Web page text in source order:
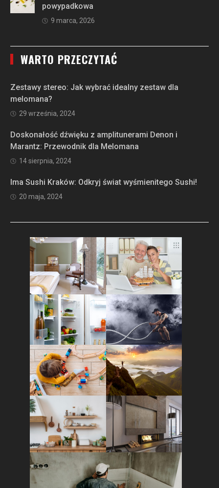
powypadkowa
9 marca, 2026
WARTO PRZECZYTAĆ
Zestawy stereo: Jak wybrać idealny zestaw dla
melomana?
29 września, 2024
Doskonałość dźwięku z amplitunerami Denon i
Marantz: Przewodnik dla Melomana
14 sierpnia, 2024
Ima Sushi Kraków: Odkryj świat wyśmienitego Sushi!
20 maja, 2024